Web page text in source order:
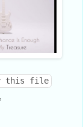
this file